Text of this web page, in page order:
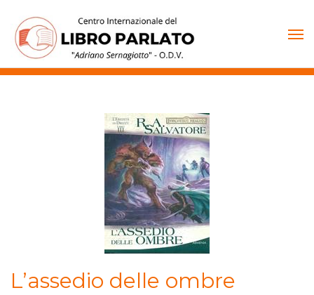
contenuto
L’assedio delle ombre